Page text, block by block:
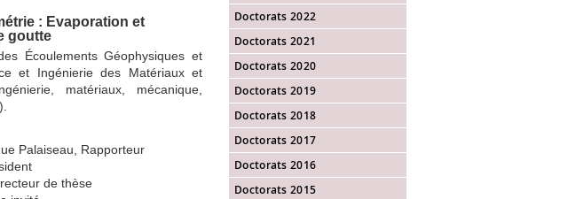
: Evaporation et
goutte
Écoulements Géophysiques et
et Ingénierie des Matériaux et
matériaux, mécanique,
Palaiseau, Rapporteur
de thèse
Doctorats 2022
Doctorats 2021
Doctorats 2020
Doctorats 2019
Doctorats 2018
Doctorats 2017
Doctorats 2016
Doctorats 2015